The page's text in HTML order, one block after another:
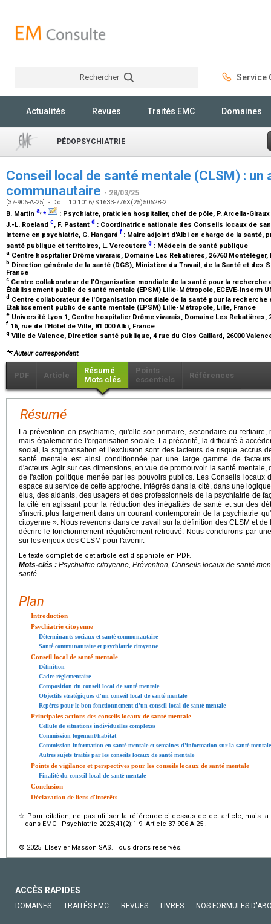
Rechercher Service
Actualités Revues Traités EMC Domaines
PÉDOPSYCHIATRIE
Conseil local de santé mentale (CLSM) : un
communautaire - 28/03/25
[37-906-A-25] - Doi : 10.1016/S1633-776X(25)50628-2
B. Martin a,⁎ : Psychiatre, praticien hospitalier, chef de pôle, P. Arcella-Giraux
J.-L. Roeland c, F. Pastant d : Coordinatrice nationale des Conseils locaux de
Interne en psychiatrie, G. Hangard f : Maire adjoint d'Albi en charge de la santé,
santé publique et territoires, L. Vercoutere g : Médecin de santé publique
a Centre hospitalier Drôme vivarais, Domaine Les Rebatières, 26760 Montéléger,
b Direction générale de la santé (DGS), Ministère du Travail, de la Santé et des
France
c Centre collaborateur de l'Organisation mondiale de la santé pour la recherche
Établissement public de santé mentale (EPSM) Lille-Métropole, ECEVE-Inserm
d Centre collaborateur de l'Organisation mondiale de la santé pour la recherche
Établissement public de santé mentale (EPSM) Lille-Métropole, Lille, France
e Université Lyon 1, Centre hospitalier Drôme vivarais, Domaine Les Rebatières,
f 16, rue de l'Hôtel de Ville, 81 000 Albi, France
g Ville de Valence, Direction santé publique, 4 rue du Clos Gaillard, 26000
Auteur correspondant.
PDF Article
Résumé
Mots clés
Points
essentiels
Références
Résumé
La prévention en psychiatrie, qu'elle soit primaire, secondaire ou
mais également de l'organisation sociale. La précarité, la difficulté à
social, la stigmatisation et l'exclusion sont des facteurs de risque accrus
santé mentale est ainsi conditionnée par une large gamme de
d'acteurs. Agir sur ces dimensions, en vue de promouvoir la santé
de l'action politique menée par les pouvoirs publics. Les Conseils locaux
espace au service de cette approche. Intégrés dans la cité, dans une
élus, des aidants, des usagers et des professionnels de la psychiatrie de
la cité en agissant pour la réduction des inégalités de santé et sur des
s'inscrit plus largement dans un courant contemporain de la psychiatrie
citoyenne ». Nous revenons dans ce travail sur la définition des CLSM et
décrire le fonctionnement régulièrement retrouvé. Nous conclurons par
sur les enjeux des CLSM pour l'avenir.
Le texte complet de cet article est disponible en PDF.
Mots-clés : Psychiatrie citoyenne, Prévention, Conseils locaux de santé
santé
Plan
Introduction
Psychiatrie citoyenne
Déterminants sociaux et santé communautaire
Santé communautaire et psychiatrie citoyenne
Conseil local de santé mentale
Définition
Cadre réglementaire
Composition du conseil local de santé mentale
Objectifs stratégiques d'un conseil local de santé mentale
Repères pour le bon fonctionnement d'un conseil local de santé mentale
Principales actions des conseils locaux de santé mentale
Cellule de situations individuelles complexes
Commission logement/habitat
Commission information en santé mentale et semaines d'information sur la santé mentale
Autres sujets traités par les conseils locaux de santé mentale
Points de vigilance et perspectives pour les conseils locaux de santé mentale
Finalité du conseil local de santé mentale
Conclusion
Déclaration de liens d'intérêts
☆ Pour citation, ne pas utiliser la référence ci-dessus de cet article, mais
dans EMC - Psychiatrie 2025;41(2):1-9 [Article 37-906-A-25].
© 2025 Elsevier Masson SAS. Tous droits réservés.
ACCÈS RAPIDES
DOMAINES TRAITÉS EMC REVUES LIVRES NOS FORMULES